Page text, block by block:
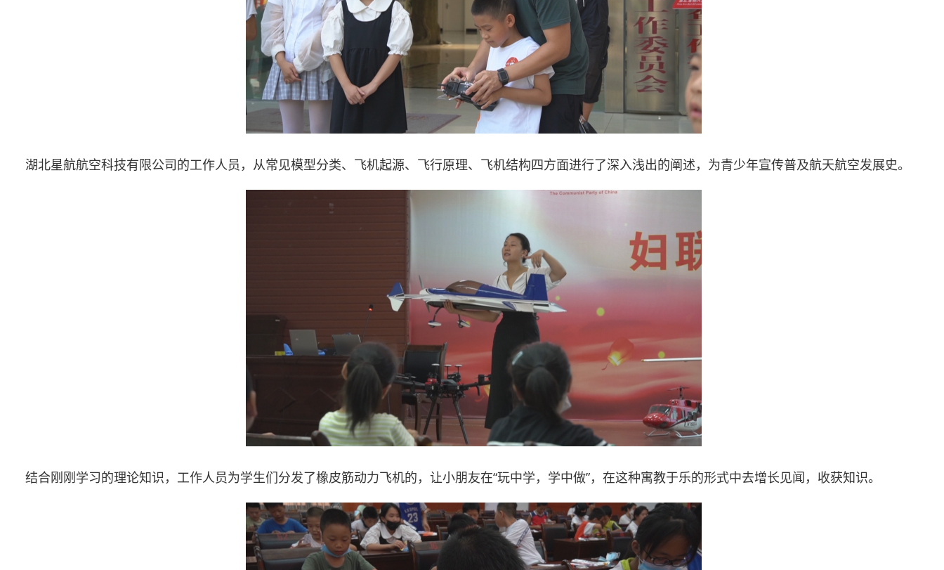
湖北星航航空科技有限公司的工作人员，从常见模型分类、飞机起源、飞行原理、飞机结构四方面进行了深入浅出的阐述，为青少年宣传普及航天航空发展史。
结合刚刚学习的理论知识，工作人员为学生们分发了橡皮筋动力飞机的，让小朋友在“玩中学，学中做”，在这种寓教于乐的形式中去增长见闻，收获知识。